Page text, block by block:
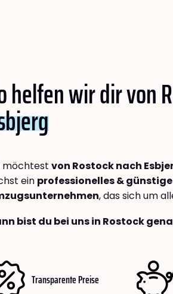
helfen wir dir von
möchtest von Rostock nach
ein professionelles &
, das sich um
bist du bei uns in Rostock
Transparente Preise